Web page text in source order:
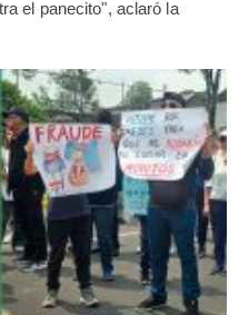
el panecito", aclaró la